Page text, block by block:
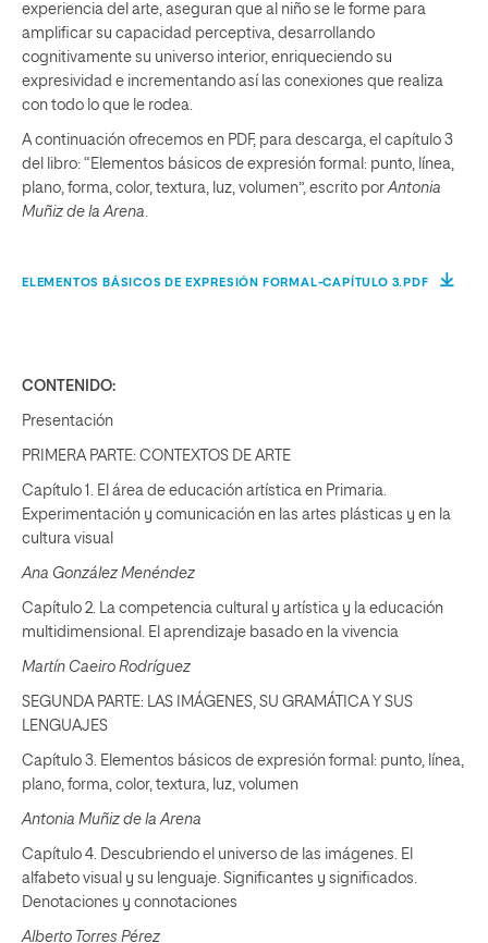
experiencia del arte, aseguran que al niño se le forme para
amplificar su capacidad perceptiva, desarrollando
cognitivamente su universo interior, enriqueciendo su
expresividad e incrementando así las conexiones que realiza
con todo lo que le rodea.
A continuación ofrecemos en PDF, para descarga, el capítulo 3
del libro: “Elementos básicos de expresión formal: punto, línea,
plano, forma, color, textura, luz, volumen”, escrito porAntonia
Muñiz de la Arena.
ELEMENTOS BÁSICOS DE EXPRESIÓN FORMAL-CAPÍTULO 3.PDF
CONTENIDO:
Presentación
PRIMERA PARTE: CONTEXTOS DE ARTE
Capítulo 1. El área de educación artística en Primaria.
Experimentación y comunicación en las artes plásticas y en la
cultura visual
Ana González Menéndez
Capítulo 2. La competencia cultural y artística y la educación
multidimensional. El aprendizaje basado en la vivencia
Martín Caeiro Rodríguez
SEGUNDA PARTE: LAS IMÁGENES, SU GRAMÁTICA Y SUS
LENGUAJES
Capítulo 3. Elementos básicos de expresión formal: punto, línea,
plano, forma, color, textura, luz, volumen
Antonia Muñiz de la Arena
Capítulo 4. Descubriendo el universo de las imágenes. El
alfabeto visual y su lenguaje. Significantes y significados.
Denotaciones y connotaciones
Alberto Torres Pérez